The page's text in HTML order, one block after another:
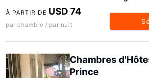
À PARTIR DE USD 74
par chambre / par nuit
Chambres
Prince